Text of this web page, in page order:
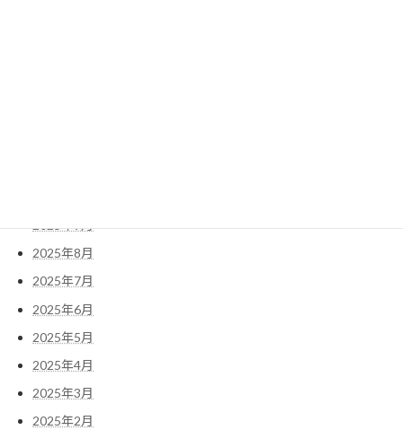
2025年9月
2025年8月
2025年7月
2025年6月
2025年5月
2025年4月
2025年3月
2025年2月